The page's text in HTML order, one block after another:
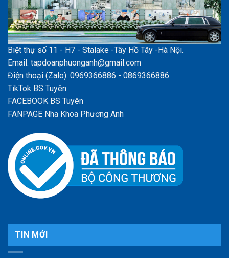
Biệt thự số 11 - H7 - Stalake -Tây Hồ Tây -Hà Nội.
Email: tapdoanphuonganh@gmail.com
Điện thoại (Zalo): 0969366886 - 0869366886
TikTok BS Tuyên
FACEBOOK BS Tuyên
FANPAGE Nha Khoa Phương Anh
TIN MỚI